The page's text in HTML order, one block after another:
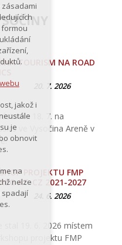
TOURISM NA ROAD
20. 7. 2026
18. 7. na
ve Vysočina Areně v
PROJEKTU FMP
AT-CZ 2021-2027
24. 6. 2026
stal 19. 6. 2026 místem
projektu FMP
jakož i
je
obnovit
na
nelze
spadají